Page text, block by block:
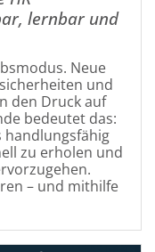
lernbar und
Neue
und
den Druck auf
bedeutet das:
handlungsfähig
zu erholen und
– und mithilfe